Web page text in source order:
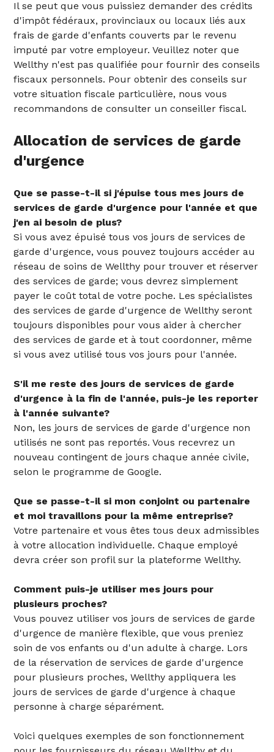
‍Il se peut que vous puissiez demander des crédits
d'impôt fédéraux, provinciaux ou locaux liés aux
frais de garde d'enfants couverts par le revenu
imputé par votre employeur. Veuillez noter que
Wellthy n'est pas qualifiée pour fournir des conseils
fiscaux personnels. Pour obtenir des conseils sur
votre situation fiscale particulière, nous vous
recommandons de consulter un conseiller fiscal.
‍Allocation de services de garde
d'urgence
Que se passe-t-il si j'épuise tous mes jours de
services de garde d'urgence pour l'année et que
j'en ai besoin de plus?
Si vous avez épuisé tous vos jours de services de
garde d'urgence, vous pouvez toujours accéder au
réseau de soins de Wellthy pour trouver et réserver
des services de garde; vous devrez simplement
payer le coût total de votre poche. Les spécialistes
des services de garde d'urgence de Wellthy seront
toujours disponibles pour vous aider à chercher
des services de garde et à tout coordonner, même
si vous avez utilisé tous vos jours pour l'année.
S'il me reste des jours de services de garde
d'urgence à la fin de l'année, puis-je les reporter
à l'année suivante?
Non, les jours de services de garde d'urgence non
utilisés ne sont pas reportés. Vous recevrez un
nouveau contingent de jours chaque année civile,
selon le programme de Google.
‍Que se passe-t-il si mon conjoint ou partenaire
et moi travaillons pour la même entreprise?
Votre partenaire et vous êtes tous deux admissibles
à votre allocation individuelle. Chaque employé
devra créer son profil sur la plateforme Wellthy.
Comment puis-je utiliser mes jours pour
plusieurs proches?
Vous pouvez utiliser vos jours de services de garde
d'urgence de manière flexible, que vous preniez
soin de vos enfants ou d'un adulte à charge. Lors
de la réservation de services de garde d'urgence
pour plusieurs proches, Wellthy appliquera les
jours de services de garde d'urgence à chaque
personne à charge séparément.
‍Voici quelques exemples de son fonctionnement